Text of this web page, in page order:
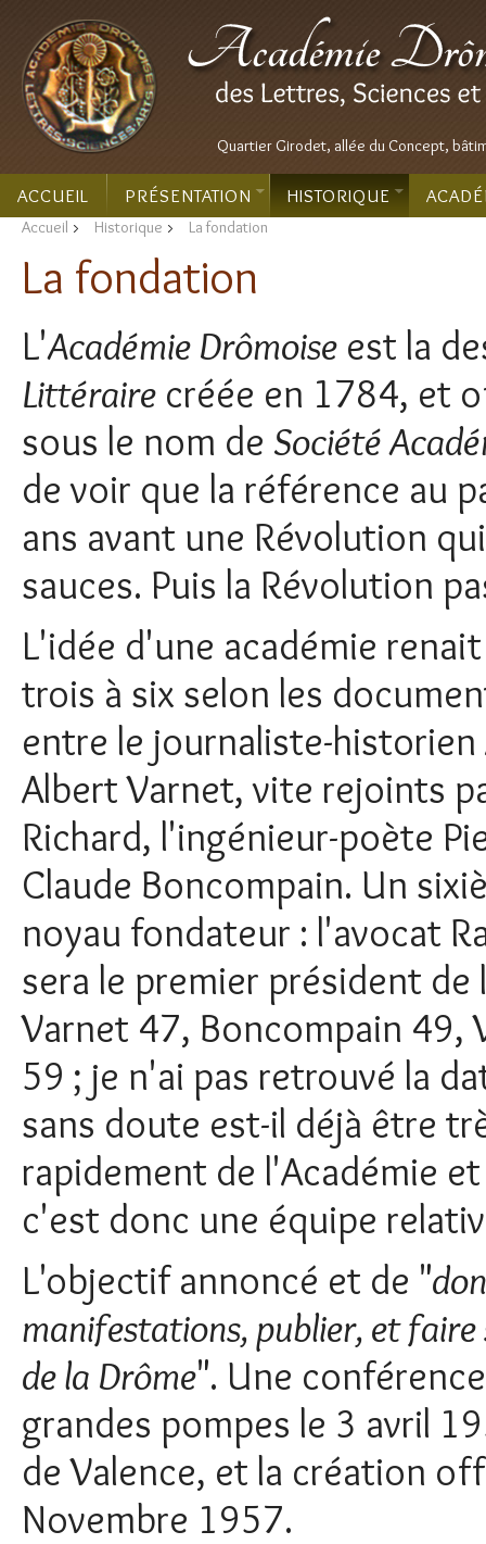
Quartier Girodet, allée du Concept,
ACCUEIL PRÉSENTATION HISTORIQUE
Accueil > Historique > La fondation
La fondation
L'Académie Drômoise est la
Littéraire créée en 1784, et
sous le nom de Société
de voir que la référence au
ans avant une Révolution
sauces. Puis la Révolution
L'idée d'une académie
trois à six selon les
entre le journaliste-
Albert Varnet, vite rejoints
Richard, l'ingénieur-poète
Claude Boncompain. Un
noyau fondateur : l'avocat
sera le premier président de
Varnet 47, Boncompain 49,
59 ; je n'ai pas retrouvé la
sans doute est-il déjà être
rapidement de l'Académie
c'est donc une équipe
L'objectif annoncé et de "
manifestations, publier, et
de la Drôme". Une
grandes pompes le 3 avril
de Valence, et la création
Novembre 1957.